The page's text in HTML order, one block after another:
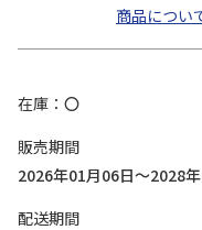
商品につい
在庫
〇
販売期間
2026年01月06日～2028
配送期間